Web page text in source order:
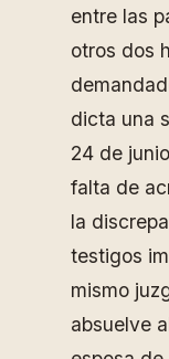
entre las
otros dos
dicta una
24 de
falta de
la
testigos
mismo
absuelve